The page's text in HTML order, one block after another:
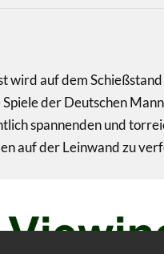
wird auf dem
der Deutschen
spannenden und
auf der Leinwand zu